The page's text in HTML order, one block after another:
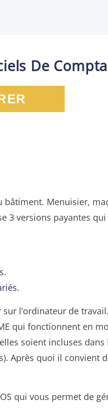
De Compta
Menuisier,
versions payantes
l’ordinateur de
qui fonctionnent en
soient incluses
Après quoi il
qui vous permet de